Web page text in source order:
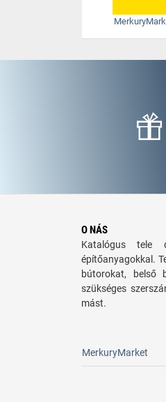
O NÁS
Katalógus tele
építőanyagokkal.
bútorokat, belső
szükséges
mást.
MerkuryMarket